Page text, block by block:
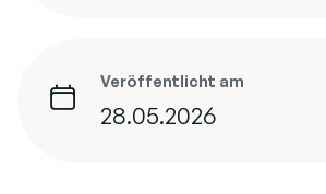
Veröffentlicht am
28.05.2026